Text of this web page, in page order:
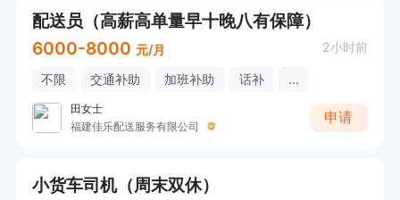
配送员（高薪高单量早十晚八有保障）
6000-8000 元/月 2小时前
不限 交通补助 加班补助 话补 ...
田女士
福建佳乐配送服务有限公司
申请
小货车司机（周末双休）